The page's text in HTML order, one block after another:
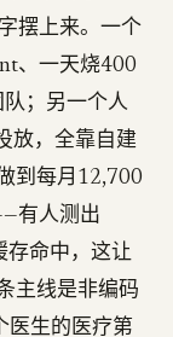
摆上来。一个
、一天烧400
；另一个人
放，全靠自建
到每月12,700
有人测出
存命中，这让
主线是非编码
医生的医疗第